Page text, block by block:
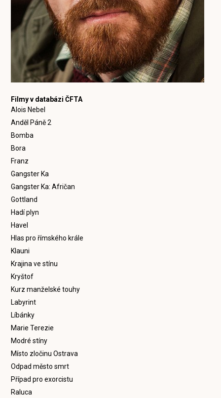
Filmy v databázi ČFTA
Alois Nebel
Anděl Páně 2
Bomba
Bora
Franz
Gangster Ka
Gangster Ka: Afričan
Gottland
Hadí plyn
Havel
Hlas pro římského krále
Klauni
Krajina ve stínu
Kryštof
Kurz manželské touhy
Labyrint
Líbánky
Marie Terezie
Modré stíny
Místo zločinu Ostrava
Odpad město smrt
Případ pro exorcistu
Raluca